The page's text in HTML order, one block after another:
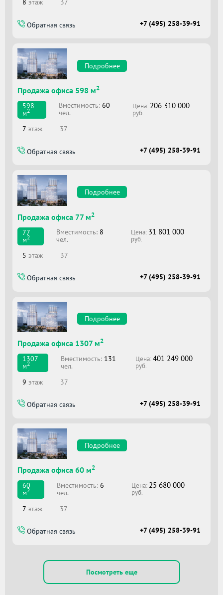
8 этаж 37
Обратная связь +7 (495) 258-39-91
Подробнее
Продажа офиса 598 м2
598
м2
Вместимоcть:60
чел.
Цена: 206 310 000
руб.
7 этаж 37
Обратная связь +7 (495) 258-39-91
Подробнее
Продажа офиса 77 м2
77
м2
Вместимоcть: 8
чел.
Цена: 31 801 000
руб.
5 этаж 37
Обратная связь +7 (495) 258-39-91
Подробнее
Продажа офиса 1307 м2
1307
м2
Вместимоcть: 131
чел.
Цена:401 249 000
руб.
9 этаж 37
Обратная связь +7 (495) 258-39-91
Подробнее
Продажа офиса 60 м2
60
м2
Вместимоcть: 6
чел.
Цена: 25 680 000
руб.
7 этаж 37
Обратная связь +7 (495) 258-39-91
Посмотреть еще